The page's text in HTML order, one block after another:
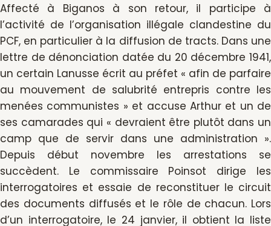
Affecté à Biganos à son retour, il participe à
l’activité de l’organisation illégale clandestine du
PCF, en particulier à la diffusion de tracts. Dans une
lettre de dénonciation datée du 20 décembre 1941,
un certain Lanusse écrit au préfet « afin de parfaire
au mouvement de salubrité entrepris contre les
menées communistes » et accuse Arthur et un de
ses camarades qui « devraient être plutôt dans un
camp que de servir dans une administration ».
Depuis début novembre les arrestations se
succèdent. Le commissaire Poinsot dirige les
interrogatoires et essaie de reconstituer le circuit
des documents diffusés et le rôle de chacun. Lors
d’un interrogatoire, le 24 janvier, il obtient la liste